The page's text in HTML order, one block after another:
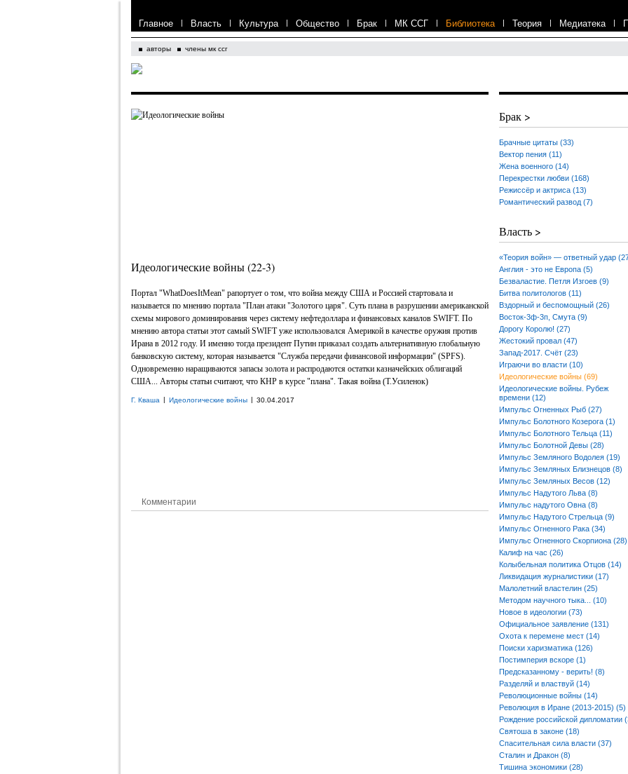
Главное | Власть | Культура | Общество | Брак | МК ССГ | Библиотека | Теория | Медиатека |
авторы члены мк ссг
Идеологические войны (22-3)
Портал "WhatDoesItMean" рапортует о том, что война между США и Россией стартовала и
называется по мнению портала "План атаки "Золотого царя". Суть плана в разрушении американской
схемы мирового доминирования через систему нефтедоллара и финансовых каналов SWIFT. По
мнению автора статьи этот самый SWIFT уже использовался Америкой в качестве оружия против
Ирана в 2012 году. И именно тогда президент Путин приказал создать альтернативную глобальную
банковскую систему, которая называется "Служба передачи финансовой информации" (SPFS).
Одновременно наращиваются запасы золота и распродаются остатки казначейских облигаций
США... Авторы статьи считают, что КНР в курсе "плана". Такая война (Т.Усиленок)
Г. Кваша | Идеологические войны | 30.04.2017
Комментарии
Брак >
Брачные цитаты (33)
Вектор пения (11)
Жена военного (14)
Перекрестки любви (168)
Режиссёр и актриса (13)
Романтический развод (7)
Власть >
«Теория войн» — ответный удар
Англия - это не Европа (5)
Безваластие. Петля Изгоев (9)
Битва политологов (11)
Вздорный и беспомощный (26)
Восток-3ф-3п, Смута (9)
Дорогу Королю! (27)
Жестокий провал (47)
Запад-2017. Счёт (23)
Играючи во власти (10)
Идеологические войны (69)
Идеологические войны. Рубеж
времени (12)
Импульс Огненных Рыб (27)
Импульс Болотного Козерога (1)
Импульс Болотного Тельца (11)
Импульс Болотной Девы (28)
Импульс Земляного Водолея (19)
Импульс Земляных Близнецов (8)
Импульс Земляных Весов (12)
Импульс Надутого Льва (8)
Импульс надутого Овна (8)
Импульс Надутого Стрельца (9)
Импульс Огненного Рака (34)
Импульс Огненного Скорпиона (28)
Калиф на час (26)
Колыбельная политика Отцов (14)
Ликвидация журналистики (17)
Малолетний властелин (25)
Методом научного тыка... (10)
Новое в идеологии (73)
Официальное заявление (131)
Охота к перемене мест (14)
Поиски харизматика (126)
Постимперия вскоре (1)
Предсказанному - верить! (8)
Разделяй и властвуй (14)
Революционные войны (14)
Революция в Иране (2013-2015) (5)
Рождение российской дипломатии
Святоша в законе (18)
Спасительная сила власти (37)
Сталин и Дракон (8)
Тишина экономики (28)